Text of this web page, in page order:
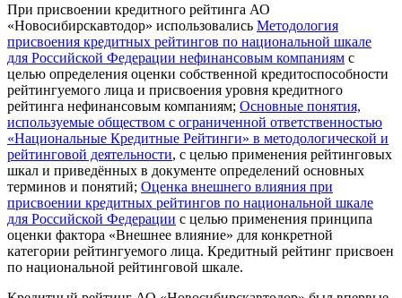
При присвоении кредитного рейтинга АО
«Новосибирскавтодор» использовались Методология
присвоения кредитных рейтингов по национальной шкале
для Российской Федерации нефинансовым компаниям с
целью определения оценки собственной кредитоспособности
рейтингуемого лица и присвоения уровня кредитного
рейтинга нефинансовым компаниям; Основные понятия,
используемые обществом с ограниченной ответственностью
«Национальные Кредитные Рейтинги» в методологической и
рейтинговой деятельности, с целью применения рейтинговых
шкал и приведённых в документе определений основных
терминов и понятий; Оценка внешнего влияния при
присвоении кредитных рейтингов по национальной шкале
для Российской Федерации с целью применения принципа
оценки фактора «Внешнее влияние» для конкретной
категории рейтингуемого лица. Кредитный рейтинг присвоен
по национальной рейтинговой шкале.